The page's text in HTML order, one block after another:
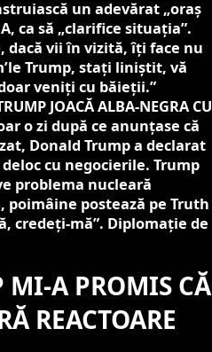
un adevărat „oraș
ca să „clarifice situația”.
dacă vii în vizită, îți face nu
Trump, stați liniștit, vă
veniți cu băieții.”
JOACĂ ALBA-NEGRA CU
o zi după ce anunțase că
Donald Trump a declarat
cu negocierile. Trump
problema nucleară
poimâine postează pe Truth
credeți-mă”. Diplomație de
MI-A PROMIS CĂ
REACTOARE